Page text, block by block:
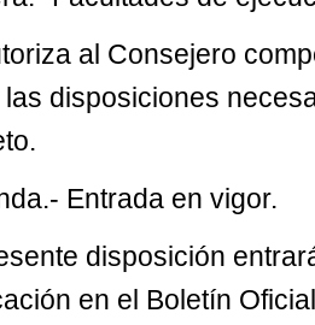
al Consejero
las disposiciones
Entrada en vigor.
disposición
en el Boletín